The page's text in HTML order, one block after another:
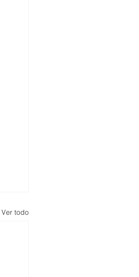
Ver todo